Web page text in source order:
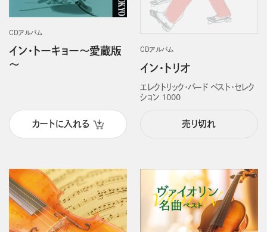
CDアルバム
イン・トーキョー～愛蔵版
～
カートに入れる
CDアルバム
イン・トリオ
エレクトリック・バード ベスト・セレク
ション 1000
売り切れ